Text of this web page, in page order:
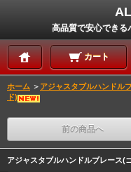
高品質で安心できる
カート
ホーム ＞ アジャスタブルハンドル
ド)
前の商品へ
アジャスタブルハンドルブレース(